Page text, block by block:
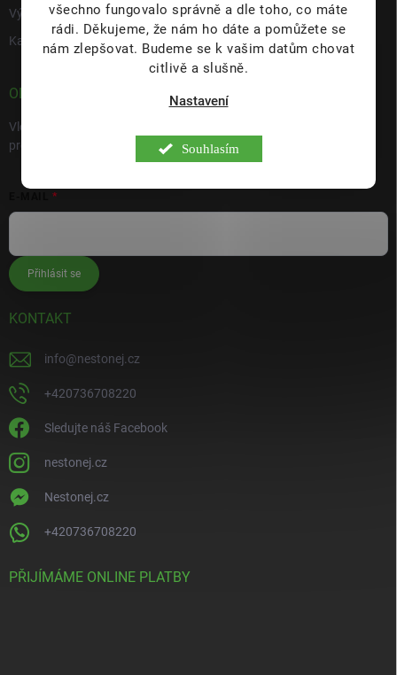
všechno fungovalo správně a dle toho, co máte
rádi. Děkujeme, že nám ho dáte a pomůžete se
nám zlepšovat. Budeme se k vašim datům chovat
citlivě a slušně.
Nastavení
Souhlasím
Výdejní místo s prodejnou Hulín
Kariéra
ODEBÍRAT NEWSLETTER
Vložte svůj e-mail a my vám budeme zasílat informace o nových
produktech na našem e-shopu.
Přihlásit se
KONTAKT
info@nestonej.cz
+420736708220
Sledujte náš Facebook
nestonej.cz
Nestonej.cz
+420736708220
PŘIJÍMÁME ONLINE PLATBY